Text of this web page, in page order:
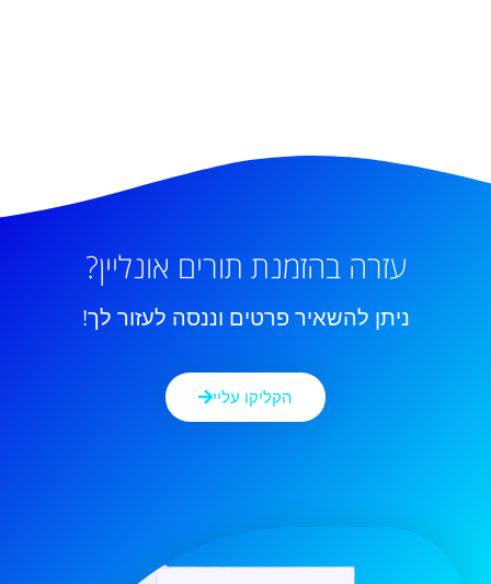
עזרה בהזמנת תורים אונליין?
ניתן להשאיר פרטים וננסה לעזור לך!
הקליקו עליי